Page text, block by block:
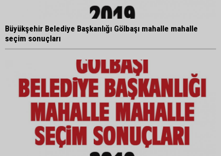
Büyükşehir Belediye Başkanlığı Gölbaşı mahalle mahalle
seçim sonuçları